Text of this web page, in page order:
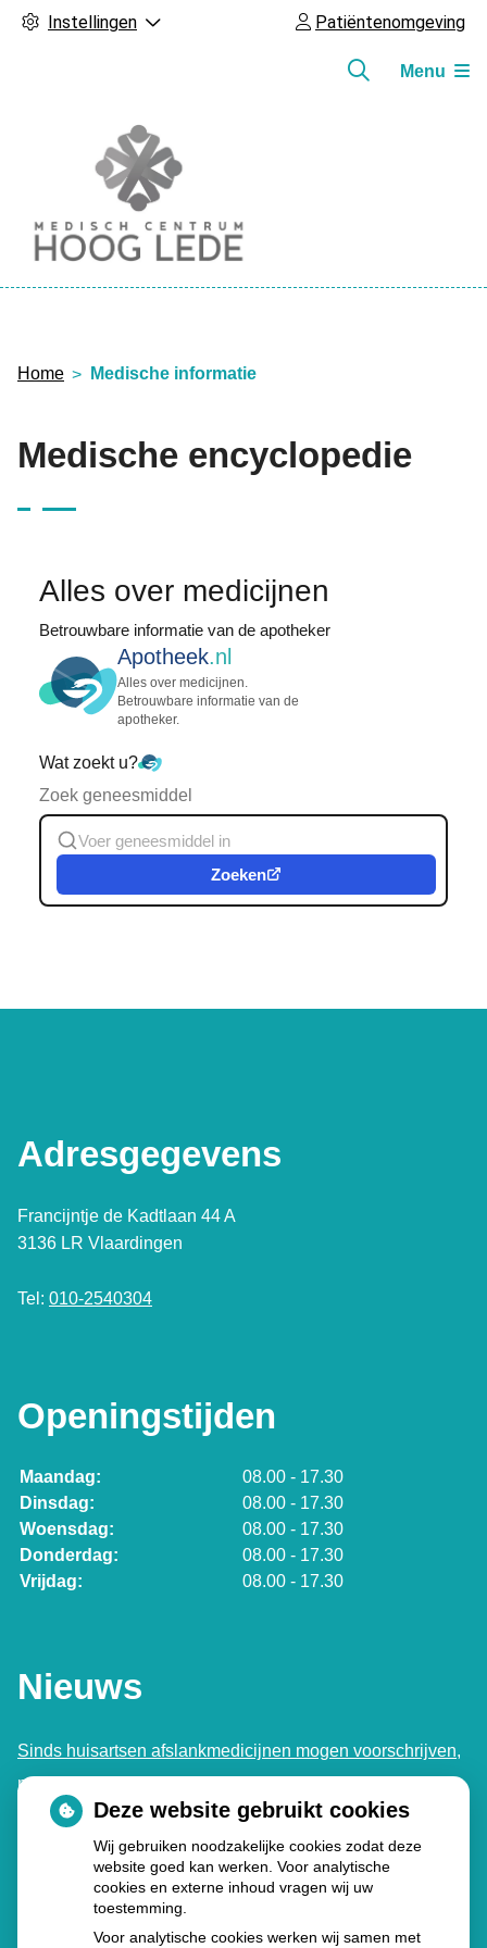
Instellingen Patiëntenomgeving
Menu
Home Medische informatie
Medische encyclopedie
Alles over medicijnen
Betrouwbare informatie van de apotheker
Apotheek.nl
Alles over medicijnen.
Betrouwbare informatie van de
apotheker.
Wat zoekt u?
Zoek geneesmiddel
Zoeken
Adresgegevens
Francijntje de Kadtlaan 44 A
3136 LR Vlaardingen
Tel: 010-2540304
Openingstijden
Maandag:
08.00 - 17.30
Dinsdag:
08.00 - 17.30
Woensdag:
08.00 - 17.30
Donderdag:
08.00 - 17.30
Vrijdag:
08.00 - 17.30
Nieuws
Sinds huisartsen afslankmedicijnen mogen voorschrijven,
neemt gebruik toe
Schurft sinds corona geen vergeten ziekte meer: aantal
uitbraken fors gestegen
Stoppen met afslankmedicijnen betekent zonder
leefstijlaanpassingen weer gewichtstoename
Deze website gebruikt cookies
Wij gebruiken noodzakelijke cookies zodat deze
website goed kan werken. Voor analytische
cookies en externe inhoud vragen wij uw
toestemming.
Voor analytische cookies werken wij samen met